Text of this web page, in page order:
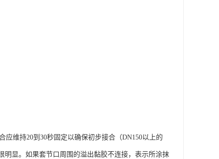
维持20到30秒固定以确保初步接合（DN150以上的
明显。如果套节口周围的溢出黏胶不连接，表示所涂抹